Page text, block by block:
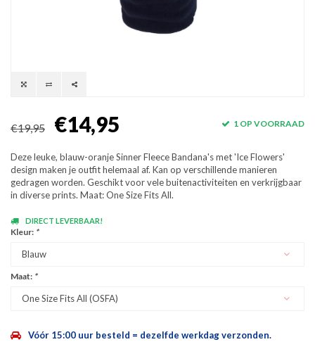
€19,95 €14,95 1 OP VOORRAAD
Deze leuke, blauw-oranje Sinner Fleece Bandana's met 'Ice Flowers'
design maken je outfit helemaal af. Kan op verschillende manieren
gedragen worden. Geschikt voor vele buitenactiviteiten en verkrijgbaar
in diverse prints. Maat: One Size Fits All.
DIRECT LEVERBAAR!
Kleur: *
Blauw
Maat: *
One Size Fits All (OSFA)
Vóór 15:00 uur besteld = dezelfde werkdag verzonden.